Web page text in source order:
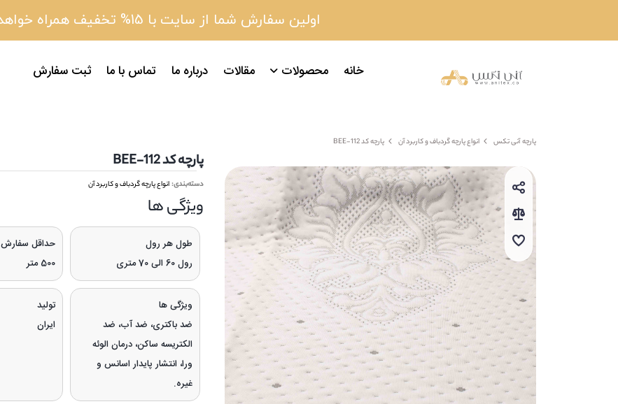
اولین سفارش شما از سایت با 15% تخفیف همراه خواهد بود
خانه محصولات مقالات درباره ما تماس با ما ثبت سفارش
پارچه آنی تکس انواع پارچه گردباف و کاربرد آن پارچه کد 112-BEE
پارچه کد 112-BEE
دسته‌بندی:انواع پارچه گردباف و کاربرد آن
ویژگی‌ ها
طول هر رول
رول 60 الی 70 متری
حداقل سفارش
500 متر
ویژگی ها
ضد باکتری، ضد آب، ضد
الکتریسه ساکن، درمان الوئه
ورا، انتشار پایدار اسانس و
غیره.
تولید
ایران